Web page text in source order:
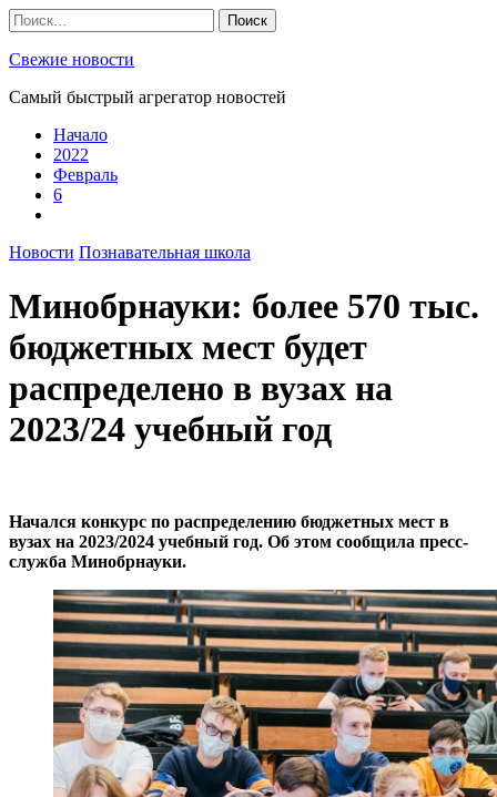
Skip
to
content
Найти:
Свежие новости
Самый быстрый агрегатор новостей
Начало
2022
Февраль
6
Новости Познавательная школа
Минобрнауки: более 570 тыс.
бюджетных мест будет
распределено в вузах на
2023/24 учебный год
Начался конкурс по распределению бюджетных мест в
вузах на 2023/2024 учебный год. Об этом сообщила пресс-
служба Минобрнауки.